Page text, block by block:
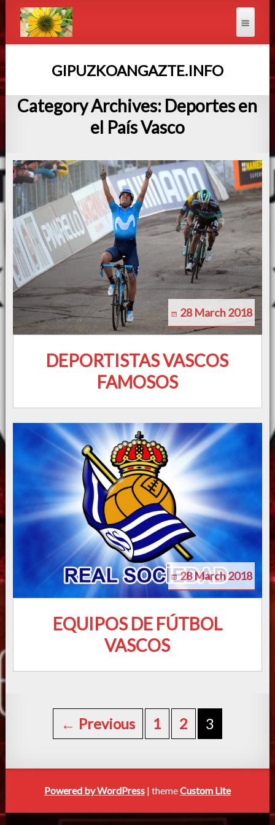
GIPUZKOANGAZTE.INFO
Category Archives: Deportes en
el País Vasco
28 March 2018
DEPORTISTAS VASCOS
FAMOSOS
28 March 2018
EQUIPOS DE FÚTBOL
VASCOS
navigation← Previous 1 2 3
Powered by WordPress| themeCustom Lite